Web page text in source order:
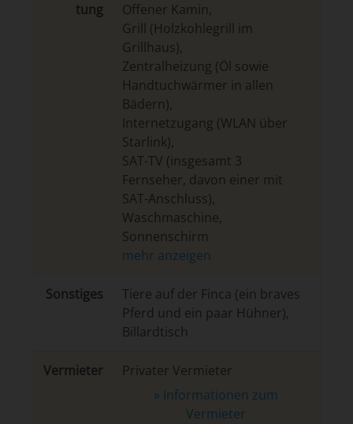
tung
Offener Kamin,
Grill (Holzkohlegrill im
Grillhaus),
Zentralheizung (Öl sowie
Handtuchwärmer in allen
Bädern),
Internetzugang (WLAN über
Starlink),
SAT-TV (insgesamt 3
Fernseher, davon einer mit
SAT-Anschluss),
Waschmaschine,
Sonnenschirm
Son­sti­ges
Tiere auf der Finca (ein braves
Pferd und ein paar Hühner),
Billardtisch
Vermieter
Privater Vermieter
» Informationen zum
Vermieter